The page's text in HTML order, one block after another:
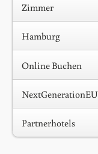
Zimmer
Hamburg
Online Buchen
NextGenerationEU
Partnerhotels